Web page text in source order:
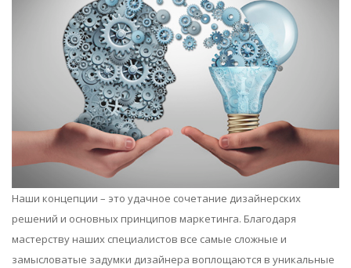
Наши концепции – это удачное сочетание дизайнерских
решений и основных принципов маркетинга. Благодаря
мастерству наших специалистов все самые сложные и
замысловатые задумки дизайнера воплощаются в уникальные